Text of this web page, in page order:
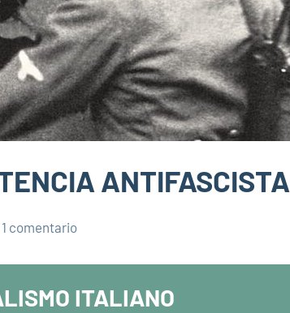
ANTIFASCISTA
1 comentario
ITALIANO